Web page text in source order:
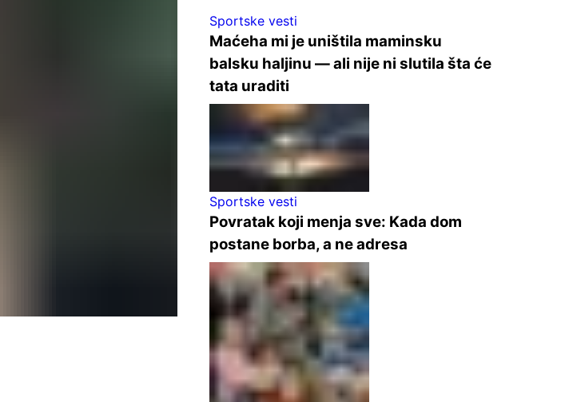
Sportske vesti
Maćeha mi je uništila maminsku
balsku haljinu — ali nije ni slutila šta će
tata uraditi
Sportske vesti
Povratak koji menja sve: Kada dom
postane borba, a ne adresa